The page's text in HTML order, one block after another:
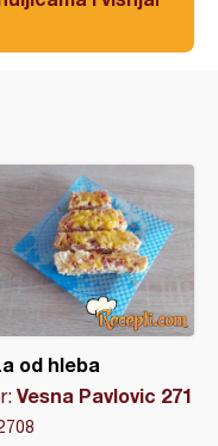
od hleba
Vesna Pavlovic 271